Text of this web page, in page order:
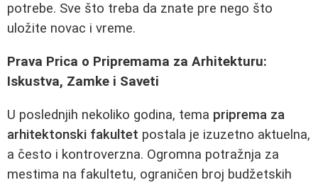
potrebe. Sve što treba da znate pre nego što
uložite novac i vreme.
Prava Prica o Pripremama za Arhitekturu:
Iskustva, Zamke i Saveti
U poslednjih nekoliko godina, tema priprema za
arhitektonski fakultet postala je izuzetno aktuelna,
a često i kontroverzna. Ogromna potražnja za
mestima na fakultetu, ograničen broj budžetskih